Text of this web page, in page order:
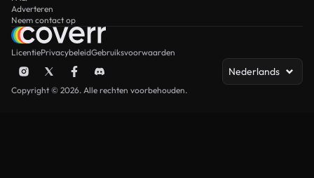
Adverteren
Neem contact op
LicentiePrivacybeleidGebruiksvoorwaarden
Nederlands
Copyright © 2026. Alle rechten voorbehouden.